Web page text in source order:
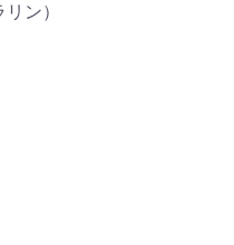
ン）